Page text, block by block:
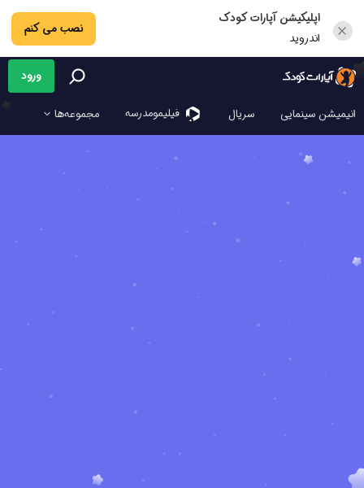
اپلیکیشن آپارات کودک
اندروید
نصب می کنم
انیمیشن سینمایی سریال فیلیمو‌مدرسه مجموعه‌ها
ورود